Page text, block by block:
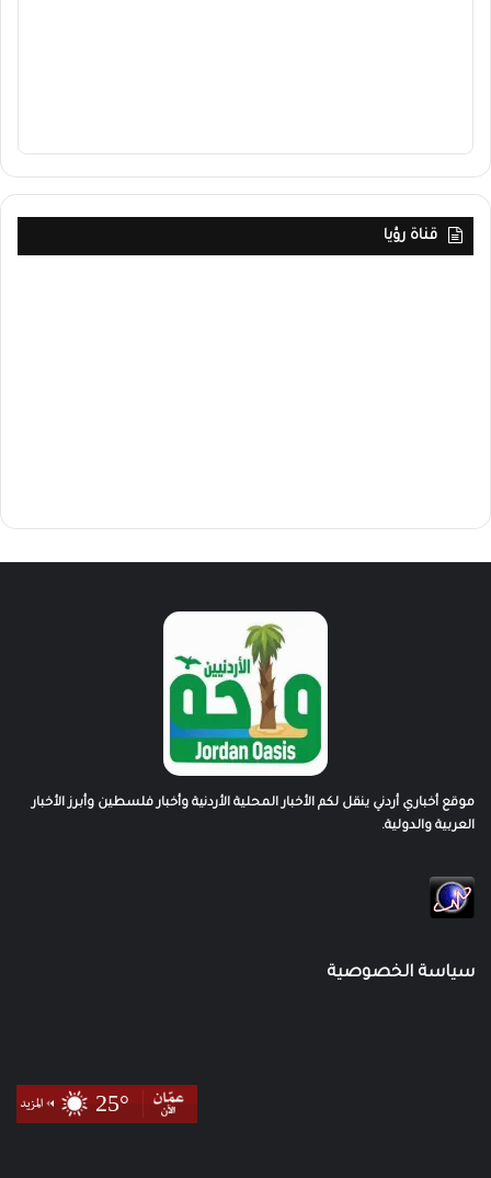
قناة رؤيا
موقع أخباري أردني ينقل لكم الأخبار المحلية الأردنية وأخبار فلسطين وأبرز الأخبار
العربية والدولية.
سياسة الخصوصية